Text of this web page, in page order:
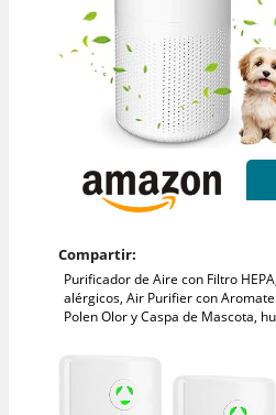
Compartir:
Purificador de Aire con Filtro
alérgicos, Air Purifier con
Polen Olor y Caspa de Mascota,